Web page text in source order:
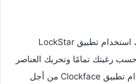
على سبيل المثال يمكنك استخدام تطبيق LockStar
رغبتك تمامًا وتحريك العناصر
عليها، كما يمكنك استخدام تطبيق Clockface من أجل